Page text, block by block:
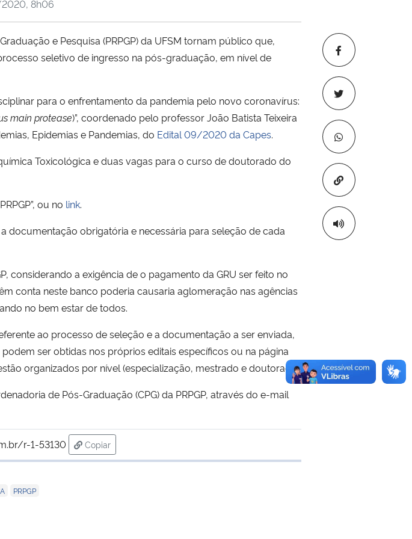
Copiar para
8h06
e Pesquisa (PRPGP) da UFSM tornam público que,
seletivo de ingresso na pós-graduação, em nível de
para o enfrentamento da pandemia pelo novo coronavírus:
main protease)”, coordenado pelo professor João Batista Teixeira
Epidemias e Pandemias, do Edital 09/2020 da Capes.
Toxicológica e duas vagas para o curso de doutorado do
ou no link.
documentação obrigatória e necessária para seleção de cada
considerando a exigência de o pagamento da GRU ser feito no
conta neste banco poderia causaria aglomeração nas agências
no bem estar de todos.
ao processo de seleção e a documentação a ser enviada,
ser obtidas nos próprios editais específicos ou na página
organizados por nível (especialização, mestrado e doutorado).
de Pós-Graduação (CPG) da PRPGP, através do e-mail
r-1-53130
Copiar
para área de transferência
PRPGP